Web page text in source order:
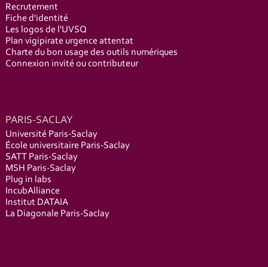
Recrutement
Fiche d'identité
Les logos de l'UVSQ
Plan vigipirate urgence attentat
Charte du bon usage des outils numériques
Connexion invité ou contributeur
PARIS-SACLAY
Université Paris-Saclay
École universitaire Paris-Saclay
SATT Paris-Saclay
MSH Paris-Saclay
Plug in labs
IncubAlliance
Institut DATAIA
La Diagonale Paris-Saclay